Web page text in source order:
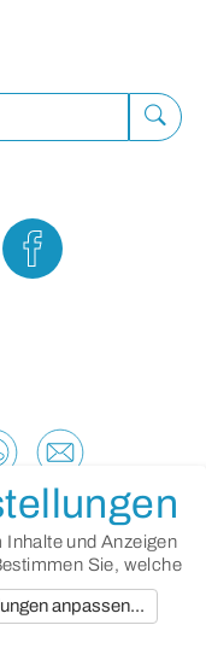
Suche
Inhalte und Anzeigen
Sie, welche
anpassen...